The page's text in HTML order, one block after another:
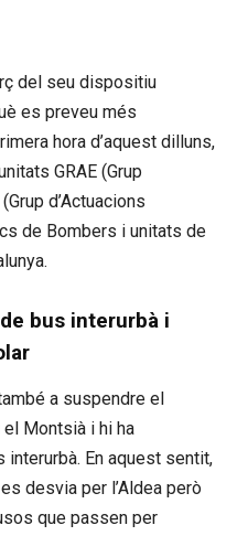
del seu dispositiu
es preveu més
hora d’aquest dilluns,
GRAE (Grup
d’Actuacions
de Bombers i unitats de
bus interurbà i
a suspendre el
Montsià i hi ha
En aquest sentit,
desvia per l’Aldea però
que passen per